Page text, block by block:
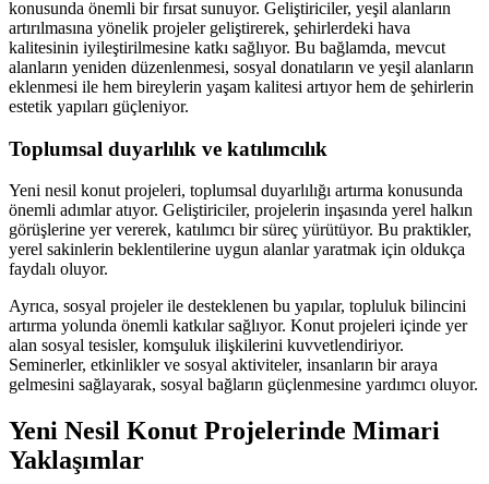
konusunda önemli bir fırsat sunuyor. Geliştiriciler, yeşil alanların
artırılmasına yönelik projeler geliştirerek, şehirlerdeki hava
kalitesinin iyileştirilmesine katkı sağlıyor. Bu bağlamda, mevcut
alanların yeniden düzenlenmesi, sosyal donatıların ve yeşil alanların
eklenmesi ile hem bireylerin yaşam kalitesi artıyor hem de şehirlerin
estetik yapıları güçleniyor.
Toplumsal duyarlılık ve katılımcılık
Yeni nesil konut projeleri, toplumsal duyarlılığı artırma konusunda
önemli adımlar atıyor. Geliştiriciler, projelerin inşasında yerel halkın
görüşlerine yer vererek, katılımcı bir süreç yürütüyor. Bu praktikler,
yerel sakinlerin beklentilerine uygun alanlar yaratmak için oldukça
faydalı oluyor.
Ayrıca, sosyal projeler ile desteklenen bu yapılar, topluluk bilincini
artırma yolunda önemli katkılar sağlıyor. Konut projeleri içinde yer
alan sosyal tesisler, komşuluk ilişkilerini kuvvetlendiriyor.
Seminerler, etkinlikler ve sosyal aktiviteler, insanların bir araya
gelmesini sağlayarak, sosyal bağların güçlenmesine yardımcı oluyor.
Yeni Nesil Konut Projelerinde Mimari
Yaklaşımlar